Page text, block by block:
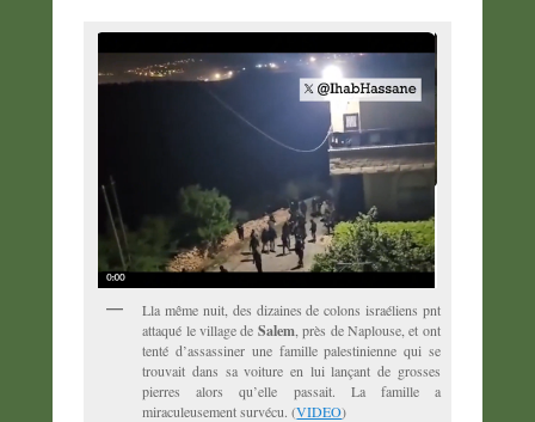
Lla même nuit, des dizaines de colons israéliens pnt
attaqué le village de Salem , près de Naplouse, et ont
tenté d’assassiner une famille palestinienne qui se
trouvait dans sa voiture en lui lançant de grosses
pierres alors qu’elle passait. La famille a
miraculeusement survécu. (VIDEO)